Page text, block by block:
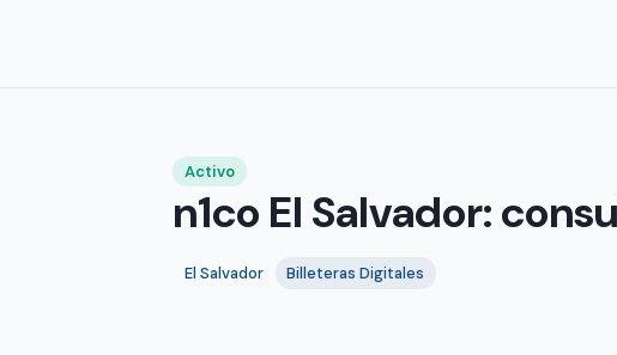
Activo
n1co El Salvador:
El Salvador Billeteras Digitales